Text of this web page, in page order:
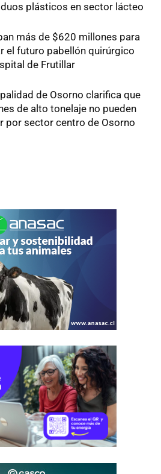
plásticos en sector lácteo
más de $620 millones para
el futuro pabellón quirúrgico
de Frutillar
de Osorno clarifica que
de alto tonelaje no pueden
por sector centro de Osorno